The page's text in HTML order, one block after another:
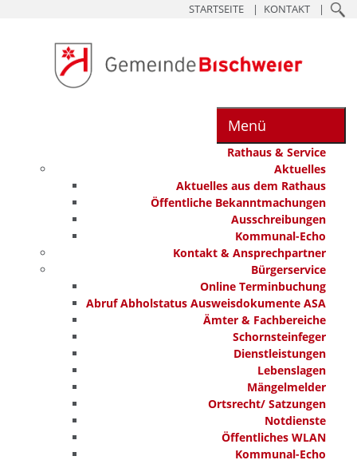
STARTSEITE KONTAKT
Menü
Rathaus & Service
Aktuelles
Aktuelles aus dem Rathaus
Öffentliche Bekanntmachungen
Ausschreibungen
Kommunal-Echo
Kontakt & Ansprechpartner
Bürgerservice
Online Terminbuchung
Abruf Abholstatus Ausweisdokumente ASA
Ämter & Fachbereiche
Schornsteinfeger
Dienstleistungen
Lebenslagen
Mängelmelder
Ortsrecht/ Satzungen
Notdienste
Öffentliches WLAN
Kommunal-Echo